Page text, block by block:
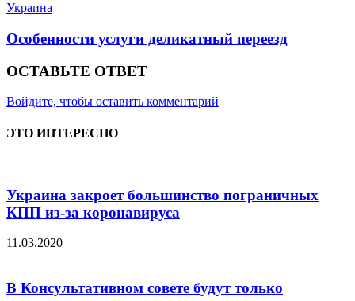
Украина
Особенности услуги деликатный переезд
ОСТАВЬТЕ ОТВЕТ
Войдите, чтобы оставить комментарий
ЭТО ИНТЕРЕСНО
Украина закроет большинство пограничных
КПП из-за коронавируса
11.03.2020
В Консультативном совете будут только